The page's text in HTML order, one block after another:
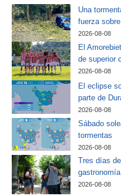
Una
fuerza
2026-08-08
El
de superior
2026-08-08
El eclipse
parte de
2026-08-08
Sábado
tormentas
2026-08-08
Tres días
2026-08-08